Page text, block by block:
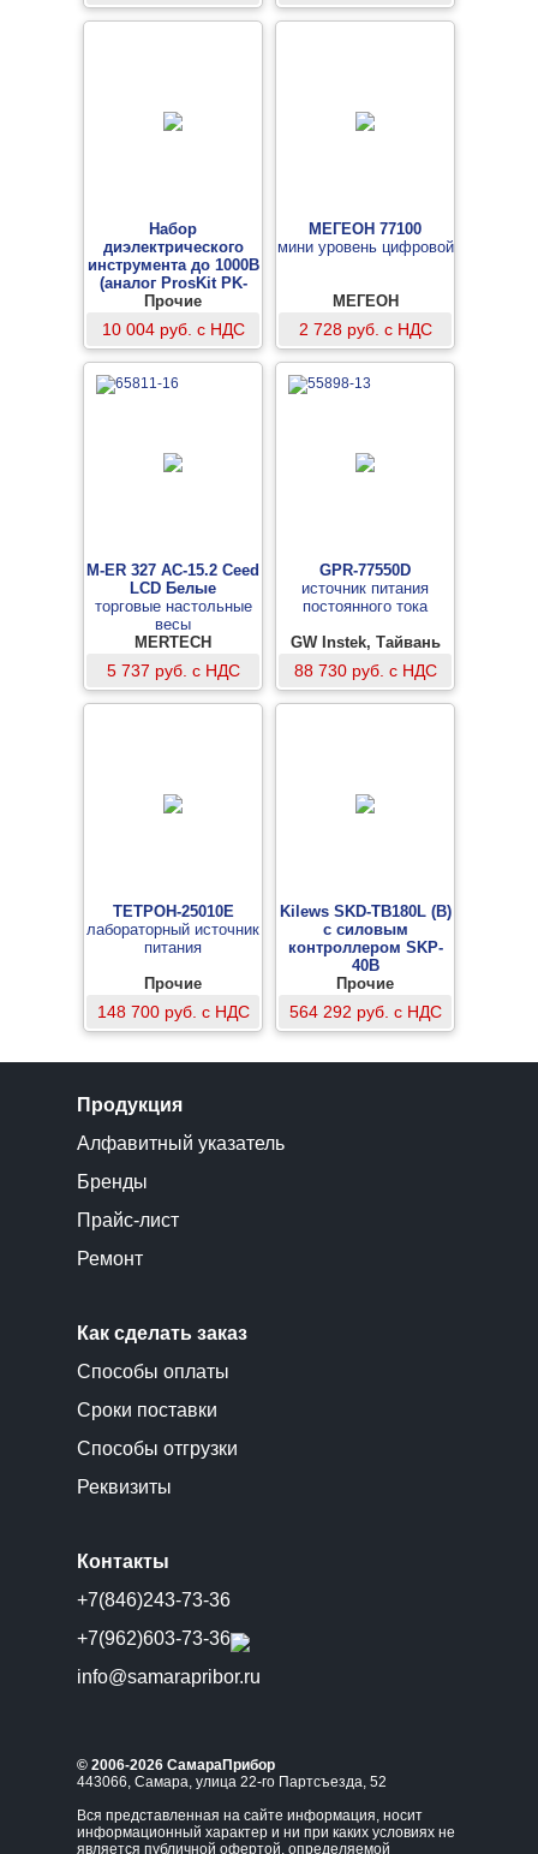
Набор
диэлектрического
инструмента до 1000В
(аналог ProsKit PK-
2802)
Прочие
10 004 руб. с НДС
МЕГЕОН 77100
мини уровень цифровой
МЕГЕОН
2 728 руб. с НДС
M-ER 327 AC-15.2 Ceed
LСD Белые
торговые настольные
весы
MERTECH
5 737 руб. с НДС
GPR-77550D
источник питания
постоянного тока
GW Instek, Тайвань
88 730 руб. с НДС
ТЕТРОН-25010Е
лабораторный источник
питания
Прочие
148 700 руб. с НДС
Kilews SKD-TB180L (B)
с силовым
контроллером SKP-
40B
винтоверт
Прочие
564 292 руб. с НДС
Продукция
Алфавитный указатель
Бренды
Прайс-лист
Ремонт
Как сделать заказ
Способы оплаты
Сроки поставки
Способы отгрузки
Реквизиты
Контакты
+7(846)243-73-36
+7(962)603-73-36
info@samarapribor.ru
© 2006-2026 СамараПрибор
443066, Самара, улица 22-го Партсъезда, 52
Вся представленная на сайте информация, носит
информационный характер и ни при каких условиях не
является публичной офертой, определяемой